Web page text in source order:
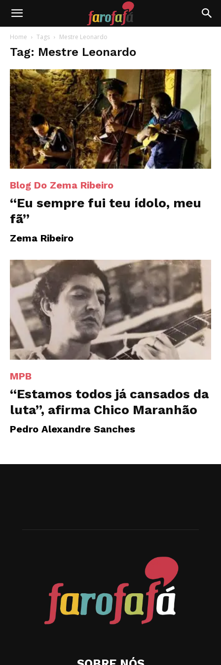
Farofafá
Home Tags Mestre Leonardo
Tag: Mestre Leonardo
Blog Do Zema Ribeiro
“Eu sempre fui teu ídolo, meu
fã”
Zema Ribeiro
MPB
“Estamos todos já cansados da
luta”, afirma Chico Maranhão
Pedro Alexandre Sanches